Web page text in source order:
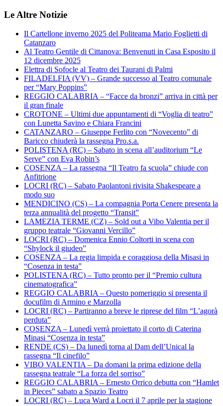
Le Altre Notizie
Il Cartellone inverno 2025 del Politeama Mario Foglietti di
Catanzaro
Al Teatro Gentile di Cittanova: Benvenuti in Casa Esposito il
12 dicembre 2025
Elettra di Sofocle al Teatro dei Taurani di Palmi
FILADELFIA (VV) – Grande successo al Teatro comunale
per “Mary Poppins”
REGGIO CALABRIA – “Facce da bronzi” arriva in città per
il gran finale
CROTONE – Ultimi due appuntamenti di “Voglia di teatro”
con Lunetta Savino e Chiara Francini
CATANZARO – Giuseppe Ferlito con “Novecento” di
Baricco chiuderà la rassegna Pro.s.a.
POLISTENA (RC) – Sabato in scena all’auditorium “Le
Serve” con Eva Robin’s
COSENZA – La rassegna “Il Teatro fa scuola” chiude con
Anfitrione
LOCRI (RC) – Sabato Paolantoni rivisita Shakespeare a
modo suo
MENDICINO (CS) – La compagnia Porta Cenere presenta la
terza annualità del progetto “Transit”
LAMEZIA TERME (CZ) – Sold out a Vibo Valentia per il
gruppo teatrale “Giovanni Vercillo”
LOCRI (RC) – Domenica Ennio Coltorti in scena con
“Shylock il giudeo”
COSENZA – La regia limpida e coraggiosa della Misasi in
“Cosenza in testa”
POLISTENA (RC) – Tutto pronto per il “Premio cultura
cinematografica”
REGGIO CALABRIA – Questo pomeriggio si presenta il
docufilm di Armino e Marzolla
LOCRI (RC) – Partiranno a breve le riprese del film “L’agorà
perduta”
COSENZA – Lunedì verrà proiettato il corto di Caterina
Minasi “Cosenza in testa”
RENDE (CS) – Da lunedì torna al Dam dell’Unical la
rassegna “Il cinefilo”
VIBO VALENTIA – Da domani la prima edizione della
rassegna teatrale “La forza del sorriso”
REGGIO CALABRIA – Ernesto Orrico debutta con “Hamlet
in Pieces” sabato a Spazio Teatro
LOCRI (RC) – Luca Ward a Locri il 7 aprile per la stagione